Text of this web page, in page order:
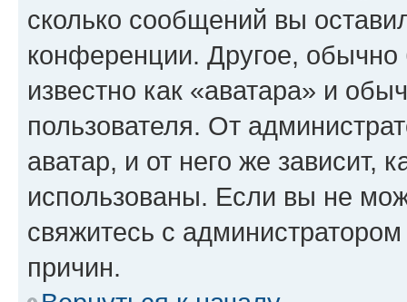
сколько сообщений вы
конференции. Другое,
известно как «аватара» и
пользователя. От
аватар, и от него же зависит,
использованы. Если вы не
свяжитесь с
причин.